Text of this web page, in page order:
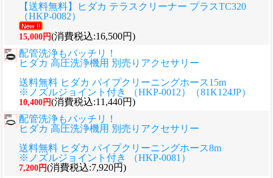
【送料無料】ヒダカ テラスクリーナー プラスTC320
（HKP-0082）
15,000円(消費税込:16,500円)
配管洗浄もバッチリ！
ヒダカ 高圧洗浄機用 別売りアクセサリー
送料無料 ヒダカ パイプクリーニングホース15m
※ノズルジョイント付き （HKP-0012）（81K124JP）
10,400円(消費税込:11,440円)
配管洗浄もバッチリ！
ヒダカ 高圧洗浄機用 別売りアクセサリー
送料無料 ヒダカ パイプクリーニングホース8m
※ノズルジョイント付き （HKP-0081）
7,200円(消費税込:7,920円)